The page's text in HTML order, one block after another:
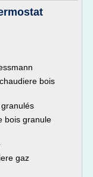
bois
bois granule
gaz